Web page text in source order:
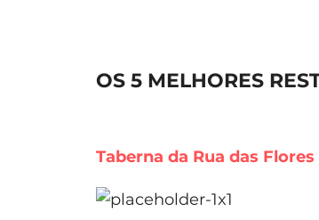
OS 5 MELHORES
Taberna da Rua das Flores